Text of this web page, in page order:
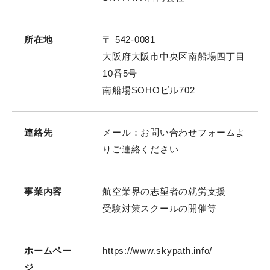
所在地
〒 542-0081
大阪府大阪市中央区南船場四丁目
10番5号
南船場SOHOビル702
連絡先
メール：お問い合わせフォームよ
りご連絡ください
事業内容
航空業界の志望者の就労支援
受験対策スクールの開催等
ホームペー
ジ
https://www.skypath.info/